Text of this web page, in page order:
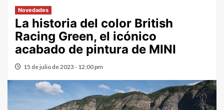
Novedades
La historia del color British
Racing Green, el icónico
acabado de pintura de MINI
15 de julio de 2023 - 12:00 pm